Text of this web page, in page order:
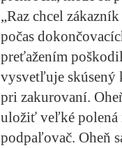
„Raz chcel
počas
preťažením
vysvetľuje skúsený
pri zakurovaní.
uložiť veľké polená
podpaľovač. Oheň